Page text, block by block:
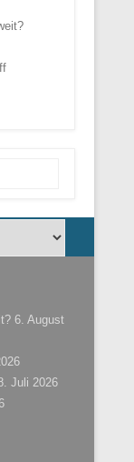
6. August
Juli 2026